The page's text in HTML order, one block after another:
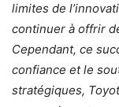
limites de
continuer à offrir
Cependant, ce
confiance et le
stratégiques,